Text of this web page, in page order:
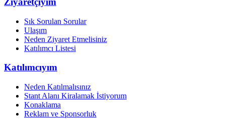
Sık Sorulan Sorular
Ulaşım
Neden Ziyaret Etmelisiniz
Katılımcı Listesi
Katılımcıyım
Neden Katılmalısınız
Stant Alanı Kiralamak İstiyorum
Konaklama
Reklam ve Sponsorluk